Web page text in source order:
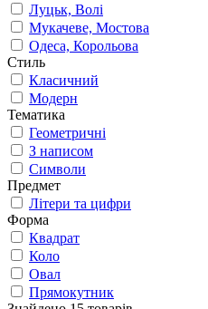
Луцьк, Волі
Мукачеве, Мостова
Одеса, Корольова
Стиль
Класичний
Модерн
Тематика
Геометричні
З написом
Символи
Предмет
Літери та цифри
Форма
Квадрат
Коло
Овал
Прямокутник